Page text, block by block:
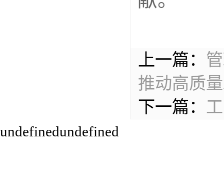
上一篇：
推动高质
下一篇：
undefinedundefined